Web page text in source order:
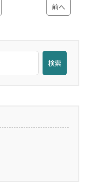
前へ
検索